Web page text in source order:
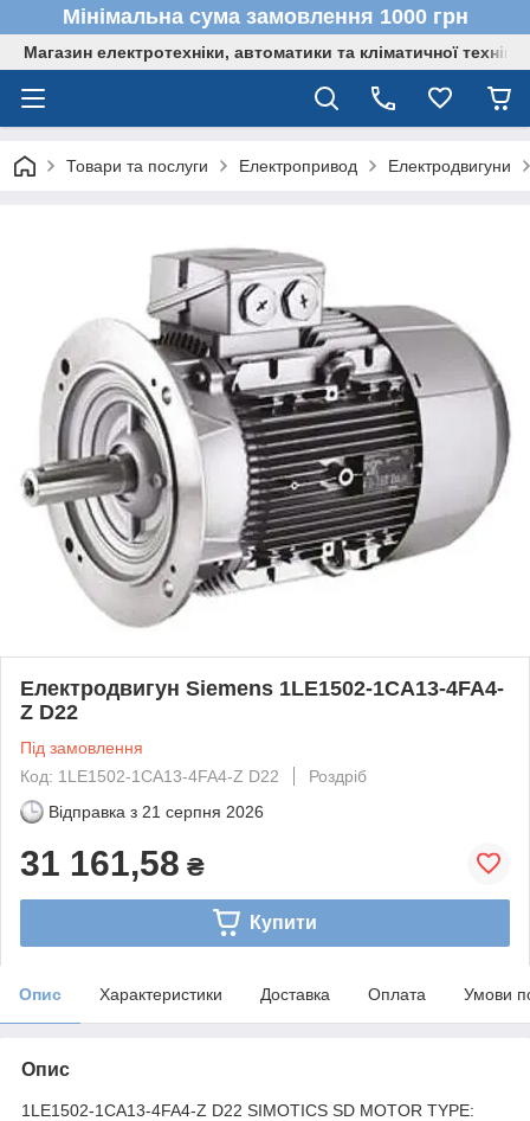
Мінімальна сума замовлення 1000 грн
Магазин електротехніки, автоматики та кліматичної техніки
Товари та послуги Електропривод Електродвигуни
Електродвигун Siemens 1LE1502-1CA13-4FA4-
Z D22
Під замовлення
Код: 1LE1502-1CA13-4FA4-Z D22
Роздріб
Відправка з 21 серпня 2026
31 161,58 ₴
Купити
Опис Характеристики Доставка Оплата Умови
Опис
1LE1502-1CA13-4FA4-Z D22 SIMOTICS SD MOTOR TYPE: